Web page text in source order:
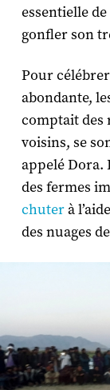
essentielle
gonfler son
Pour
abondante,
comptait des
voisins, se
appelé Dora.
des fermes
chuterà
des nuages